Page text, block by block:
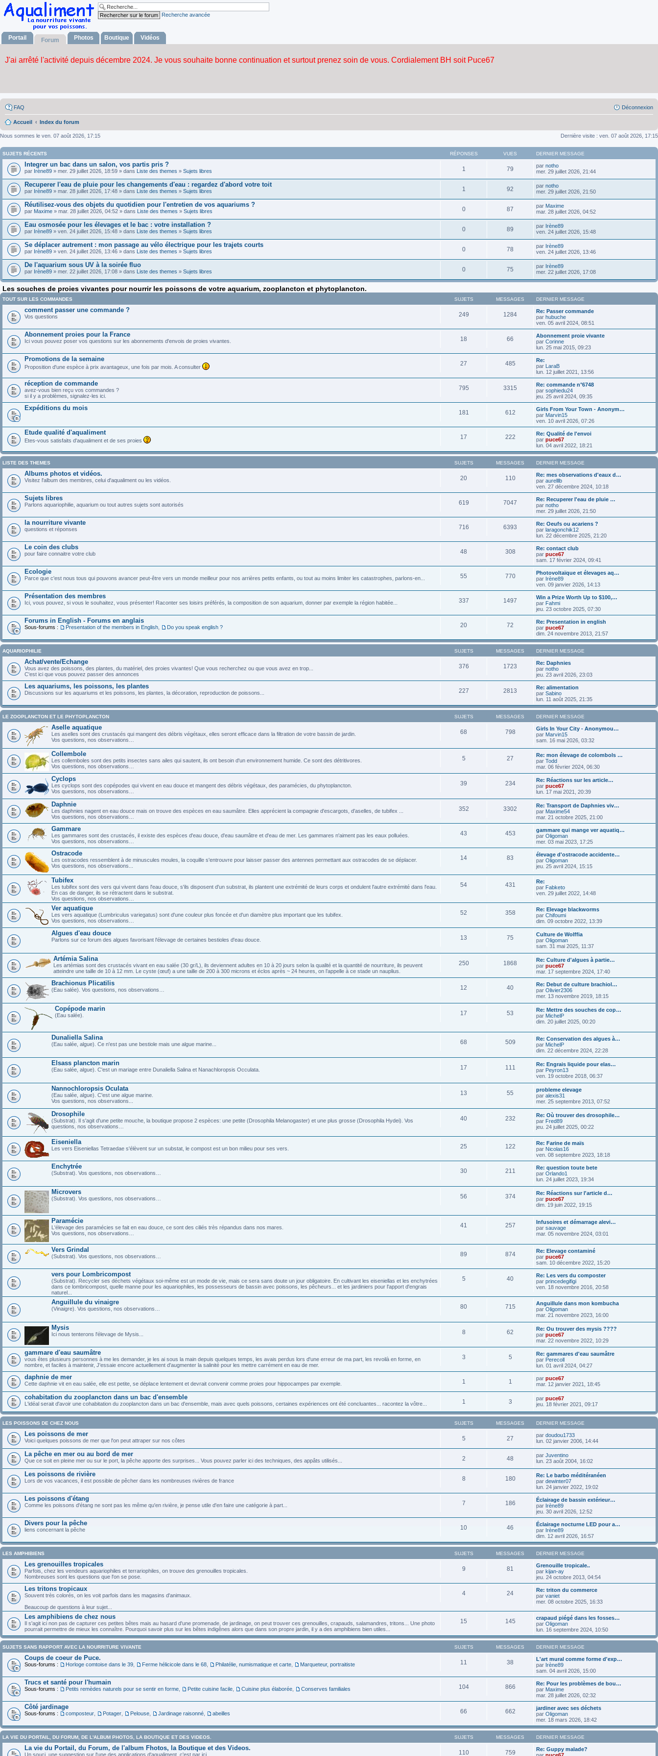
Recherche avancée
Portail Forum Photos Boutique Vidéos
FAQ Déconnexion
Accueil Index du forum
Dernière visite : ven. 07 août 2026, 17:15
Nous sommes le ven. 07 août 2026, 17:15
SUJETS RÉCENTS RÉPONSES VUES DERNIER MESSAGE
Integrer un bac dans un salon, vos partis pris ?
par Irène89 » mer. 29 juillet 2026, 18:59 » dans Liste des themes » Sujets libres 1 79 par notho
mer. 29 juillet 2026, 21:44
Recuperer l'eau de pluie pour les changements d'eau : regardez d'abord votre toit
par Irène89 » mar. 28 juillet 2026, 17:48 » dans Liste des themes » Sujets libres 1 92 par notho
mer. 29 juillet 2026, 21:50
Réutilisez-vous des objets du quotidien pour l'entretien de vos aquariums ?
par Maxime » mar. 28 juillet 2026, 04:52 » dans Liste des themes » Sujets libres 0 87 par Maxime
mar. 28 juillet 2026, 04:52
Eau osmosée pour les élevages et le bac : votre installation ?
par Irène89 » ven. 24 juillet 2026, 15:48 » dans Liste des themes » Sujets libres 0 89 par Irène89
ven. 24 juillet 2026, 15:48
Se déplacer autrement : mon passage au vélo électrique pour les trajets courts
par Irène89 » ven. 24 juillet 2026, 13:46 » dans Liste des themes » Sujets libres 0 78 par Irène89
ven. 24 juillet 2026, 13:46
De l'aquarium sous UV à la soirée fluo
par Irène89 » mer. 22 juillet 2026, 17:08 » dans Liste des themes » Sujets libres 0 75 par Irène89
mer. 22 juillet 2026, 17:08
Les souches de proies vivantes pour nourrir les poissons de votre aquarium, zooplancton et phytoplancton.
TOUT SUR LES COMMANDES SUJETS MESSAGES DERNIER MESSAGE
comment passer une commande ?
Vos questions 249 1284
Re: Passer commande
par hubuche
ven. 05 avril 2024, 08:51
Abonnement proies pour la France
Ici vous pouvez poser vos questions sur les abonnements d'envois de proies vivantes. 18 66
Abonnement proie vivante
par Corinne
lun. 25 mai 2015, 09:23
Promotions de la semaine
Proposition d'une espèce à prix avantageux, une fois par mois. A consulter 27 485
Re:
par LaraB
lun. 12 juillet 2021, 13:56
réception de commande
avez-vous bien reçu vos commandes ?
si il y a problèmes, signalez-les ici.
795 3315
Re: commande n°6748
par sophiedu24
jeu. 25 avril 2024, 09:35
Expéditions du mois
181 612
Girls From Your Town - Anonym…
par Marvin15
ven. 10 avril 2026, 07:26
Etude qualité d'aqualiment
Etes-vous satisfaits d'aqualiment et de ses proies 17 222
Re: Qualité de l'envoi
par puce67
lun. 04 avril 2022, 18:21
LISTE DES THEMES SUJETS MESSAGES DERNIER MESSAGE
Albums photos et vidéos.
Visitez l'album des membres, celui d'aqualiment ou les vidéos. 20 110
Re: mes observations d'eaux d…
par aurelllb
ven. 27 décembre 2024, 10:18
Sujets libres
Parlons aquariophilie, aquarium ou tout autres sujets sont autorisés 619 7047
Re: Recuperer l'eau de pluie …
par notho
mer. 29 juillet 2026, 21:50
la nourriture vivante
questions et réponses 716 6393
Re: Oeufs ou acariens ?
par laragonchik12
lun. 22 décembre 2025, 21:20
Le coin des clubs
pour faire connaitre votre club 48 308
Re: contact club
par puce67
sam. 17 février 2024, 09:41
Ecologie
Parce que c'est nous tous qui pouvons avancer peut-être vers un monde meilleur pour nos arrières petits enfants, ou tout au moins limiter les catastrophes, parlons-en... 55 770
Photovoltaïque et élevages aq…
par Irène89
ven. 09 janvier 2026, 14:13
Présentation des membres
Ici, vous pouvez, si vous le souhaitez, vous présenter! Raconter ses loisirs préférés, la composition de son aquarium, donner par exemple la région habitée... 337 1497
Win a Prize Worth Up to $100,…
par Fahmi
jeu. 23 octobre 2025, 07:30
Forums in English - Forums en anglais
Sous-forums : Presentation of the members in English Do you speak english ? 20 72
Re: Presentation in english
par puce67
dim. 24 novembre 2013, 21:57
AQUARIOPHILIE SUJETS MESSAGES DERNIER MESSAGE
Achat/vente/Echange
Vous avez des poissons, des plantes, du matériel, des proies vivantes! Que vous recherchez ou que vous avez en trop...
C'est ici que vous pouvez passer des annonces
376 1723
Re: Daphnies
par notho
jeu. 23 avril 2026, 23:03
Les aquariums, les poissons, les plantes
Discussions sur les aquariums et les poissons, les plantes, la décoration, reproduction de poissons... 227 2813
Re: alimentation
par Sabino
lun. 11 août 2025, 21:35
LE ZOOPLANCTON ET LE PHYTOPLANCTON SUJETS MESSAGES DERNIER MESSAGE
Aselle aquatique
Les aselles sont des crustacés qui mangent des débris végétaux, elles seront efficace dans la filtration de votre bassin de jardin.
Vos questions, nos observations…
68 798
Girls In Your City - Anonymou…
par Marvin15
sam. 16 mai 2026, 03:32
Collembole
Les collemboles sont des petits insectes sans ailes qui sautent, ils ont besoin d'un environnement humide. Ce sont des détritivores.
Vos questions, nos observations…
5 27
Re: mon élevage de colombols …
par Todd
mar. 06 février 2024, 06:30
Cyclops
Les cyclops sont des copépodes qui vivent en eau douce et mangent des débris végétaux, des paramécies, du phytoplancton.
Vos questions, nos observations…
39 234
Re: Réactions sur les article…
par puce67
lun. 17 mai 2021, 20:39
Daphnie
Les daphnies nagent en eau douce mais on trouve des espèces en eau saumâtre. Elles apprécient la compagnie d'escargots, d'aselles, de tubifex ...
Vos questions, nos observations…
352 3302
Re: Transport de Daphnies viv…
par Maxime54
mar. 21 octobre 2025, 21:00
Gammare
Les gammares sont des crustacés, il existe des espèces d'eau douce, d'eau saumâtre et d'eau de mer. Les gammares n'aiment pas les eaux polluées.
Vos questions, nos observations…
43 453
gammare qui mange ver aquatiq…
par Oligoman
mer. 03 mai 2023, 17:25
Ostracode
Les ostracodes ressemblent à de minuscules moules, la coquille s'entrouvre pour laisser passer des antennes permettant aux ostracodes de se déplacer.
Vos questions, nos observations...
14 83
élevage d'ostracode accidente…
par Oligoman
jeu. 25 avril 2024, 15:15
Tubifex
Les tubifex sont des vers qui vivent dans l'eau douce, s'ils disposent d'un substrat, ils plantent une extrémité de leurs corps et ondulent l'autre extrémité dans l'eau.
En cas de danger, ils se rétractent dans le substrat.
Vos questions, nos observations…
54 431
Re:
par Fabketo
ven. 29 juillet 2022, 14:48
Ver aquatique
Les vers aquatique (Lumbriculus variegatus) sont d'une couleur plus foncée et d'un diamètre plus important que les tubifex.
Vos questions, nos observations…
52 358
Re: Elevage blackworms
par Chifoumi
dim. 09 octobre 2022, 13:39
Algues d'eau douce
Parlons sur ce forum des algues favorisant l'élevage de certaines bestioles d'eau douce. 13 75
Culture de Wolffia
par Oligoman
sam. 31 mai 2025, 11:37
Artémia Salina
Les artémias sont des crustacés vivant en eau salée (30 gr/L), ils deviennent adultes en 10 à 20 jours selon la qualité et la quantité de nourriture, ils peuvent
atteindre une taille de 10 à 12 mm. Le cyste (œuf) a une taille de 200 à 300 microns et éclos après ~ 24 heures, on l’appelle à ce stade un nauplius.
250 1868
Re: Culture d'algues à partie…
par puce67
mar. 17 septembre 2024, 17:40
Brachionus Plicatilis
(Eau salée). Vos questions, nos observations… 12 40
Re: Debut de culture brachiol…
par Olivier2306
mer. 13 novembre 2019, 18:15
Copépode marin
(Eau salée). 17 53
Re: Mettre des souches de cop…
par MichelP
dim. 20 juillet 2025, 00:20
Dunaliella Salina
(Eau salée, algue). Ce n'est pas une bestiole mais une algue marine... 68 509
Re: Conservation des algues à…
par MichelP
dim. 22 décembre 2024, 22:28
Elsass plancton marin
(Eau salée, algue). C'est un mariage entre Dunaliella Salina et Nanachloropsis Occulata. 17 111
Re: Engrais liquide pour elas…
par Peyron13
ven. 19 octobre 2018, 06:37
Nannochloropsis Oculata
(Eau salée, algue). C'est une algue marine.
Vos questions, nos observations...
13 55
probleme elevage
par alexis31
mer. 25 septembre 2013, 07:52
Drosophile
(Substrat). Il s'agit d'une petite mouche, la boutique propose 2 espèces: une petite (Drosophila Melanogaster) et une plus grosse (Drosophila Hydei). Vos
questions, nos observations…
40 232
Re: Où trouver des drosophile…
par Fred89
jeu. 24 juillet 2025, 00:22
Eiseniella
Les vers Eiseniellas Tetraedae s'élèvent sur un substat, le compost est un bon milieu pour ses vers. 25 122
Re: Farine de maïs
par Nicolas16
ven. 08 septembre 2023, 18:18
Enchytrée
(Substrat). Vos questions, nos observations… 30 211
Re: question toute bete
par Orlando1
lun. 24 juillet 2023, 19:34
Microvers
(Substrat). Vos questions, nos observations… 56 374
Re: Réactions sur l'article d…
par puce67
dim. 19 juin 2022, 19:15
Paramécie
L'élevage des paramécies se fait en eau douce, ce sont des ciliés très répandus dans nos mares.
Vos questions, nos observations…
41 257
Infusoires et démarrage alevi…
par sauvage
mar. 05 novembre 2024, 03:01
Vers Grindal
(Substrat). Vos questions, nos observations… 89 874
Re: Elevage contaminé
par puce67
sam. 10 décembre 2022, 15:20
vers pour Lombricompost
(Substrat). Recycler ses déchets végétaux soi-même est un mode de vie, mais ce sera sans doute un jour obligatoire. En cultivant les eiseniellas et les enchytrées
dans ce lombricompost, quelle manne pour les aquariophiles, les possesseurs de bassin avec poissons, les pêcheurs... et les jardiniers pour l'apport d'engrais
naturel...
5 40
Re: Les vers du composter
par princedegifigi
ven. 18 novembre 2016, 20:58
Anguillule du vinaigre
(Vinaigre). Vos questions, nos observations… 80 715
Anguillule dans mon kombucha
par Oligoman
mar. 21 novembre 2023, 16:00
Mysis
Ici nous tenterons l'élevage de Mysis... 8 62
Re: Ou trouver des mysis ????
par puce67
mar. 22 novembre 2022, 10:29
gammare d'eau saumâtre
vous êtes plusieurs personnes à me les demander, je les ai sous la main depuis quelques temps, les avais perdus lors d'une erreur de ma part, les revoilà en forme, en
nombre, et faciles à maintenir, J'essaie encore actuellement d'augmenter la salinité pour les mettre carrément en eau de mer.
3 5
Re: gammares d'eau saumâtre
par Perecoll
lun. 01 avril 2024, 04:27
daphnie de mer
Cette daphnie vit en eau salée, elle est petite, se déplace lentement et devrait convenir comme proies pour hippocampes par exemple. 1 1 par puce67
mar. 12 janvier 2021, 18:45
cohabitation du zooplancton dans un bac d'ensemble
L'idéal serait d'avoir une cohabitation du zooplancton dans un bac d'ensemble, mais avec quels poissons, certaines expériences ont été concluantes... racontez la vôtre... 1 3 par puce67
jeu. 18 février 2021, 09:17
LES POISSONS DE CHEZ NOUS SUJETS MESSAGES DERNIER MESSAGE
Les poissons de mer
Voici quelques poissons de mer que l'on peut attraper sur nos côtes 5 27 par doudou1733
lun. 02 janvier 2006, 14:44
La pêche en mer ou au bord de mer
Que ce soit en pleine mer ou sur le port, la pêche apporte des surprises... Vous pouvez parler ici des techniques, des appâts utilisés... 2 48 par Juventino
lun. 23 août 2004, 16:02
Les poissons de rivière
Lors de vos vacances, il est possible de pêcher dans les nombreuses rivières de france 8 180
Re: Le barbo méditéranéen
par dewinter07
lun. 24 janvier 2022, 19:02
Les poissons d'étang
Comme les poissons d'étang ne sont pas les même qu'en rivière, je pense utile d'en faire une catégorie à part... 7 186
Éclairage de bassin extérieur…
par Irène89
jeu. 30 avril 2026, 12:52
Divers pour la pêche
liens concernant la pêche 10 46
Éclairage nocturne LED pour a…
par Irène89
dim. 12 avril 2026, 16:57
LES AMPHIBIENS SUJETS MESSAGES DERNIER MESSAGE
Les grenouilles tropicales
Parfois, chez les vendeurs aquariophiles et terrariophiles, on trouve des grenouilles tropicales.
Nombreuses sont les questions que l'on se pose.
9 81
Grenouille tropicale..
par kijan-ay
jeu. 24 octobre 2013, 04:54
Les tritons tropicaux
Souvent très colorés, on les voit parfois dans les magasins d'animaux.
Beaucoup de questions à leur sujet...
4 24
Re: triton du commerce
par vaniet
mer. 08 octobre 2025, 16:33
Les amphibiens de chez nous
Il s'agit ici non pas de capturer ces petites bêtes mais au hasard d'une promenade, de jardinage, on peut trouver ces grenouilles, crapauds, salamandres, tritons... Une photo
pourrait permettre de mieux les connaître. Pourquoi savoir plus sur les bêtes indigênes alors que dans son propre jardin, il y a des amphibiens bien utiles...
15 145
crapaud piégé dans les fosses…
par Oligoman
lun. 16 septembre 2024, 10:50
SUJETS SANS RAPPORT AVEC LA NOURRITURE VIVANTE SUJETS MESSAGES DERNIER MESSAGE
Coups de coeur de Puce.
Sous-forums : Horloge comtoise dans le 39 Ferme hélicicole dans le 68 Philatélie, numismatique et carte Marqueteur, portraitiste 11 38
L'art mural comme forme d'exp…
par Irène89
sam. 04 avril 2026, 15:00
Trucs et santé pour l'humain
Sous-forums : Petits remèdes naturels pour se sentir en forme Petite cuisine facile Cuisine plus élaborée Conserves familiales 104 866
Re: Pour les problèmes de bou…
par Maxime
mar. 28 juillet 2026, 02:32
Côté jardinage
Sous-forums : composteur Potager Pelouse Jardinage raisonné abeilles 66 662
jardiner avec ses déchets
par Oligoman
mer. 18 mars 2026, 18:42
LA VIE DU PORTAIL, DU FORUM, DE L'ALBUM PHOTOS, LA BOUTIQUE ET DES VIDEOS. SUJETS MESSAGES DERNIER MESSAGE
La vie du Portail, du Forum, de l'album Fhotos, la Boutique et des Videos.
Un souci, une suggestion sur l'une des applications d'aqualiment, c'est par ici. 110 759
Re: Guppy malade?